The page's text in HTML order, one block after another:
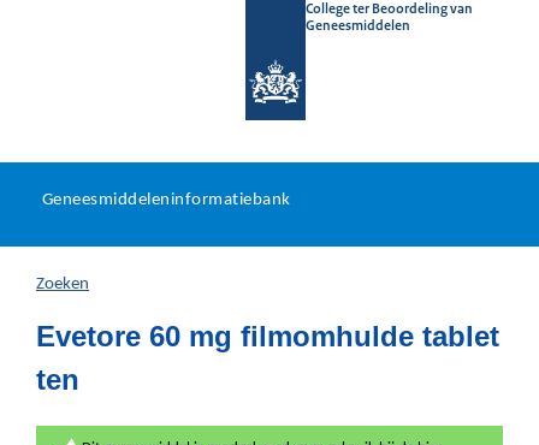
College ter Beoordeling van
Geneesmiddelen
U
hier:
Geneesmiddeleninformatiebank
Zoeken
Evetore 60 mg filmomhulde tablet
ten